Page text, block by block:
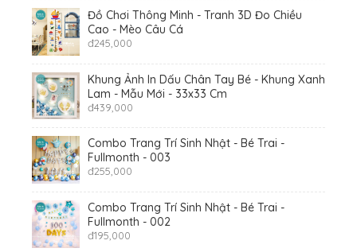
Đồ Chơi Thông Minh - Tranh 3D Đo Chiều
Cao - Mèo Câu Cá
đ245,000
Khung Ảnh In Dấu Chân Tay Bé - Khung Xanh
Lam - Mẫu Mới - 33x33 Cm
đ439,000
Combo Trang Trí Sinh Nhật - Bé Trai -
Fullmonth - 003
đ255,000
Combo Trang Trí Sinh Nhật - Bé Trai -
Fullmonth - 002
đ195,000